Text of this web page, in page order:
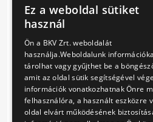
A közbeszerzési eljárás
szerződések, a
szerződések
az EKR-ben érhetők el a
https://ekr.gov.hu/ekr-
szerzodestar/hu/
A „Kulcsszavak” mezőbe a
Közlekedési Zártkörűen
Ez a weboldal sütiket
használ
Ön a BKV Zrt. weboldalát
használja.Weboldalunk
tárolhat vagy gyűjthet be a
amit az oldal sütik segítségével
információk vonatkozhatnak Önre
felhasználóra, a használt eszközre
oldal elvárt működésének